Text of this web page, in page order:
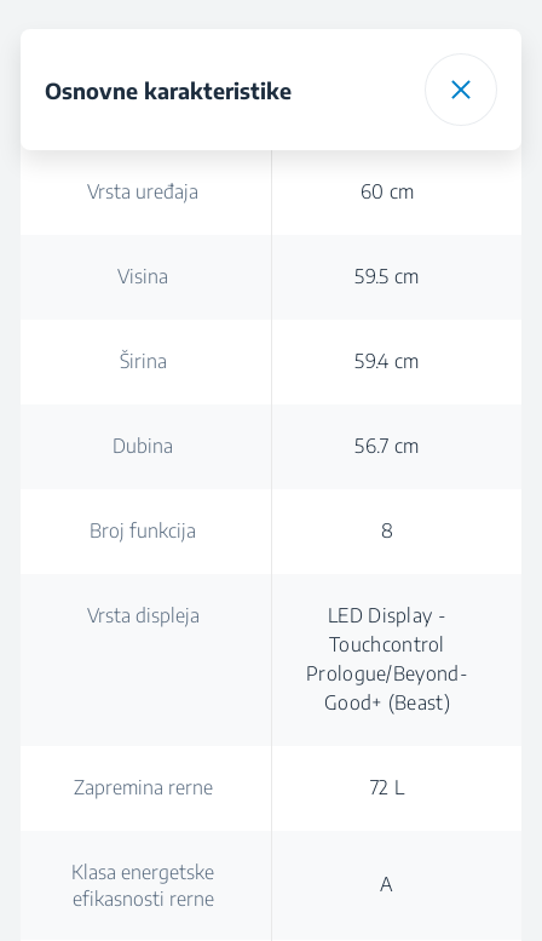
Osnovne karakteristike
Vrsta uređaja 60 cm
Visina 59.5 cm
Širina 59.4 cm
Dubina 56.7 cm
Broj funkcija 8
Vrsta displeja
LED Display -
Touchcontrol
Prologue/Beyond-
Good+ (Beast)
Zapremina rerne 72 L
Klasa energetske
efikasnosti rerne
A